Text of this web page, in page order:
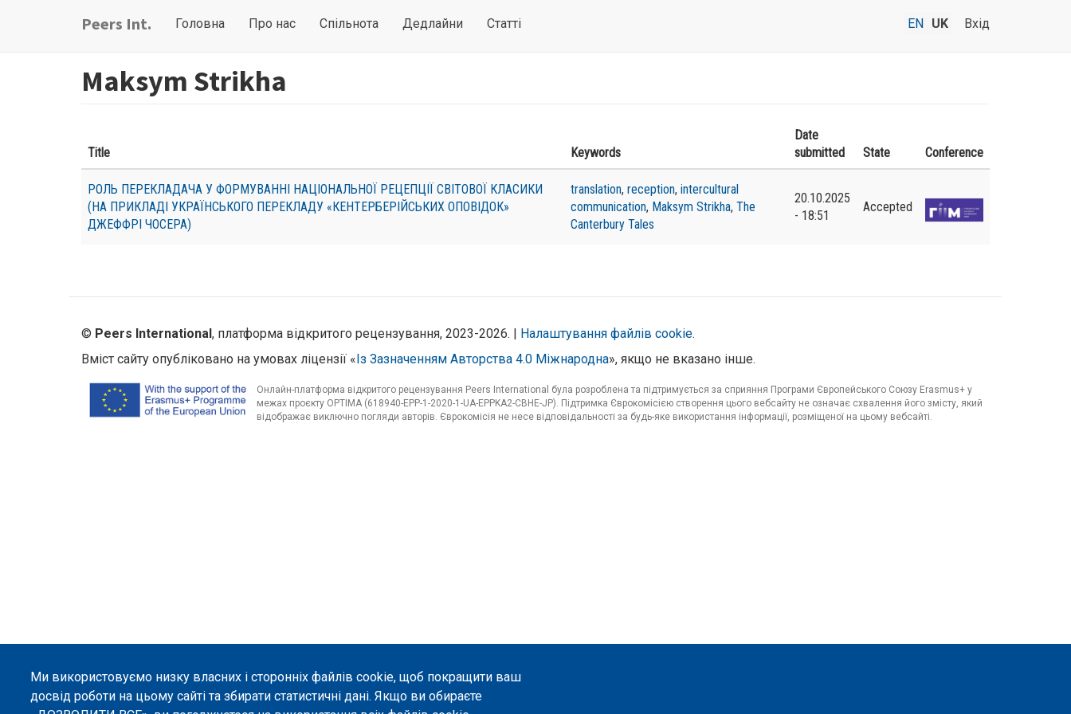
Peers Int.
Main
Головна Про нас Спільнота Дедлайни Статті
User
menu
Вхід
EN UK
Maksym Strikha
Title Keywords
Date
submitted
State Conference
РОЛЬ ПЕРЕКЛАДАЧА У ФОРМУВАННІ НАЦІОНАЛЬНОЇ РЕЦЕПЦІЇ СВІТОВОЇ КЛАСИКИ
(НА ПРИКЛАДІ УКРАЇНСЬКОГО ПЕРЕКЛАДУ «КЕНТЕРБЕРІЙСЬКИХ ОПОВІДОК»
ДЖЕФФРІ ЧОСЕРА)
translation, reception, intercultural
communication, Maksym Strikha, The
Canterbury Tales
20.10.2025
- 18:51
Accepted
Ми використовуємо низку власних і сторонніх файлів cookie, щоб покращити ваш
досвід роботи на цьому сайті та збирати статистичні дані. Якщо ви обираєте
© Peers International, платформа відкритого рецензування, 2023-2026. | Налаштування файлів cookie.
Вміст сайту опубліковано на умовах ліцензії «Із Зазначенням Авторства 4.0 Міжнародна», якщо не вказано інше.
Онлайн-платформа відкритого рецензування Peers International була розроблена та підтримується за сприяння Програми Європейського Союзу Erasmus+ у
межах проєкту OPTIMA (618940-EPP-1-2020-1-UA-EPPKA2-CBHE-JP). Підтримка Єврокомісією створення цього вебсайту не означає схвалення його змісту, який
відображає виключно погляди авторів. Єврокомісія не несе відповідальності за будь-яке використання інформації, розміщеної на цьому вебсайті.